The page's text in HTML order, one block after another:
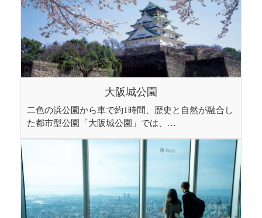
大阪城公園
二色の浜公園から車で約1時間、歴史と自然が融合し
た都市型公園「大阪城公園」では、…